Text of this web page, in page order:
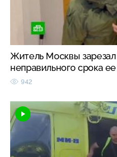
Житель Москвы зарезал
неправильного срока
942